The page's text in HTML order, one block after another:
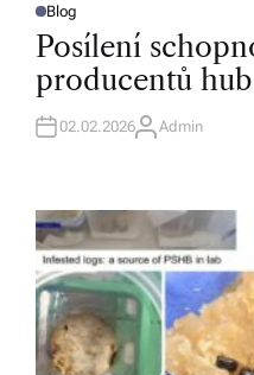
P
O
E
D
N
Blog
Posílení
producentů
02.02.2026A
R
Admin